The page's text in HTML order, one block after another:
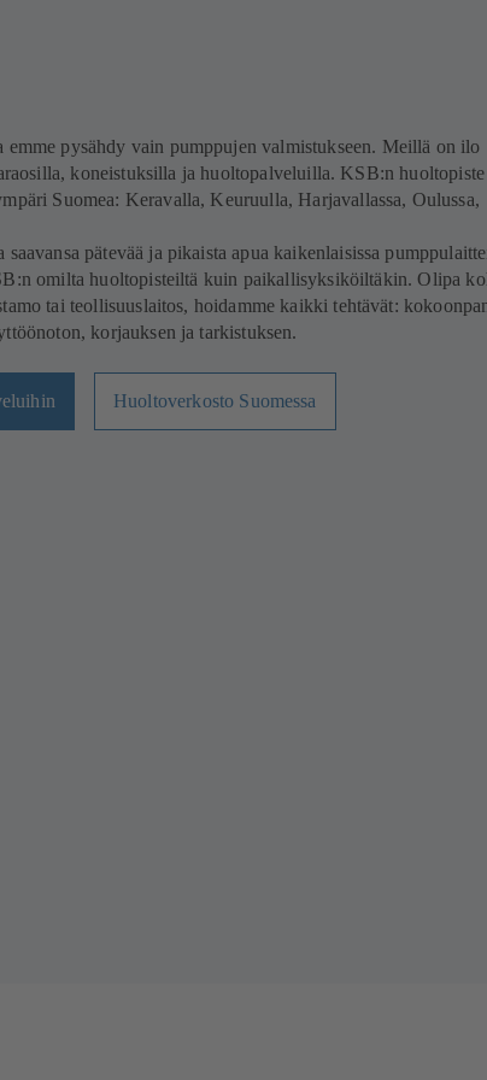
emme pysähdy vain pumppujen valmistukseen. Meillä on ilo
koneistuksilla ja huoltopalveluilla. KSB:n
Suomea: Keravalla, Keuruulla, Harjavallassa, Oulussa,
pätevää ja pikaista apua kaikenlaisissa
omilta huoltopisteiltä kuin paikallisyksiköiltäkin. Olipa
tai teollisuuslaitos, hoidamme kaikki tehtävät:
korjauksen ja tarkistuksen.
Huoltoverkosto Suomessa